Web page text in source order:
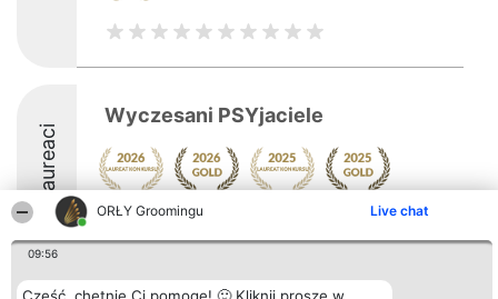
ORŁY Groomingu Live chat
09:56
Laureaci
Wyczesani PSYjaciele
10